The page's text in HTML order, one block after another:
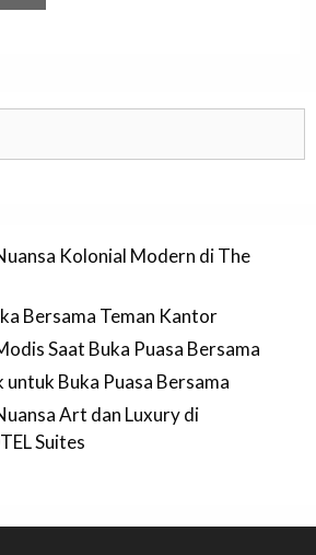
Kolonial Modern di The
Bersama Teman Kantor
Saat Buka Puasa Bersama
Buka Puasa Bersama
Art dan Luxury di
Suites